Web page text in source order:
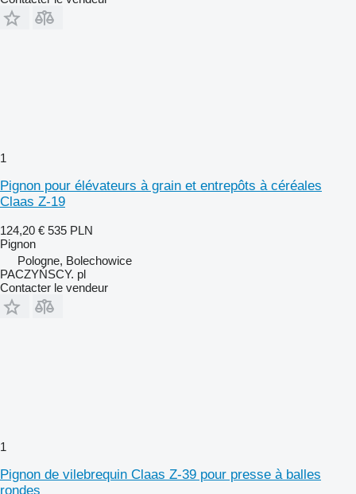
1
Pignon pour élévateurs à grain et entrepôts à céréales
Claas Z-19
124,20 € 535 PLN
Pignon
Pologne, Bolechowice
PACZYŃSCY. pl
Contacter le vendeur
1
Pignon de vilebrequin Claas Z-39 pour presse à balles
rondes